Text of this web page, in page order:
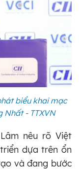
biểu khai mạc
Nhất - TTXVN
nêu rõ Việt
dựa trên ổn
và đang bước